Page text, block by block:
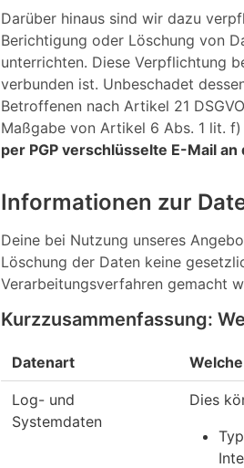
Darüber hinaus sind wir dazu
Berichtigung oder Löschung von
unterrichten. Diese Verpflichtung
verbunden ist. Unbeschadet
Betroffenen nach Artikel 21
Maßgabe von Artikel 6 Abs. 1 lit.
per PGP verschlüsselte E-Mail
Informationen zur
Deine bei Nutzung unseres
Löschung der Daten keine
Verarbeitungsverfahren gemacht
Kurzzusammenfassung:
Datenart
Log- und
Systemdaten
Dies